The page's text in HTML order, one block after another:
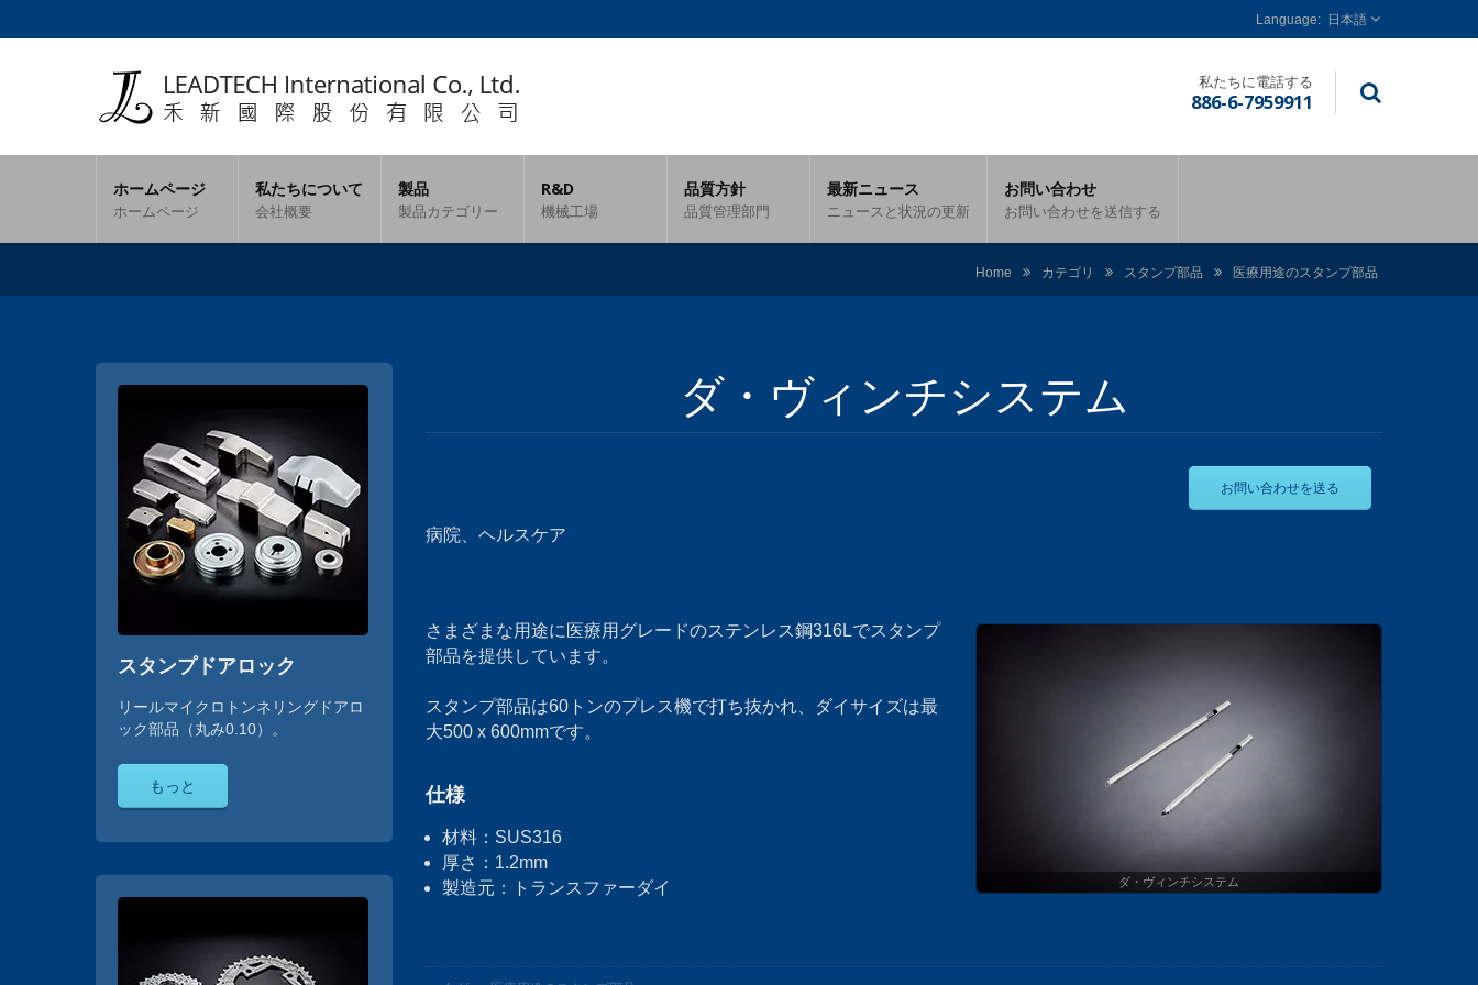
日本語
私たちに電話する
886-6-7959911
ホームページ
ホームページ
私たちについて
会社概要
製品
製品カテゴリー
R&D
機械工場
品質方針
品質管理部門
最新ニュース
ニュースと状況の更新
お問い合わせ
お問い合わせを送信する
Home カテゴリ スタンプ部品 医療用途のスタンプ部品
スタンプドアロック
リールマイクロトンネリングドアロ
ック部品（丸み0.10）。
もっと
ダ・ヴィンチシステム
お問い合わせを送る
病院、ヘルスケア
ダ・ヴィンチシステム
さまざまな用途に医療用グレードのステンレス鋼316Lでスタンプ
部品を提供しています。
スタンプ部品は60トンのプレス機で打ち抜かれ、ダイサイズは最
大500 x 600mmです。
仕様
材料：SUS316
厚さ：1.2mm
製造元：トランスファーダイ